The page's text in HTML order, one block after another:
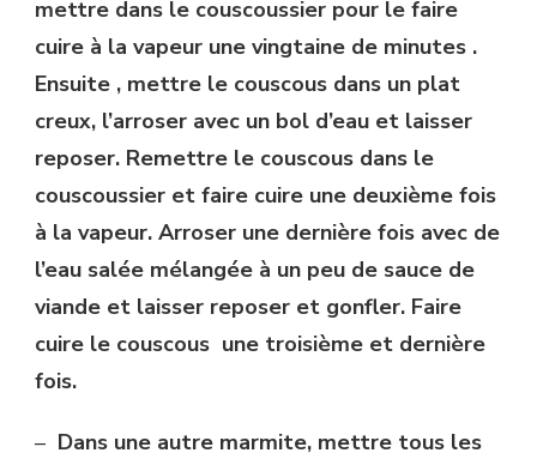
mettre dans le couscoussier pour le faire
cuire à la vapeur une vingtaine de minutes .
Ensuite , mettre le couscous dans un plat
creux, l’arroser avec un bol d’eau et laisser
reposer. Remettre le couscous dans le
couscoussier et faire cuire une deuxième fois
à la vapeur. Arroser une dernière fois avec de
l’eau salée mélangée à un peu de sauce de
viande et laisser reposer et gonfler. Faire
cuire le couscous une troisième et dernière
fois.
– Dans une autre marmite, mettre tous les